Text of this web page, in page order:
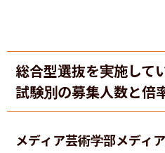
総合型選抜を実施して
試験別の募集人数と倍
メディア芸術学部メディ